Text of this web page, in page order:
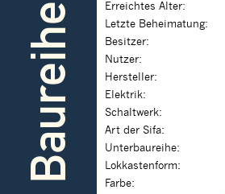
Baureihe
Erreichtes Alter:
Letzte Beheimatung:
Besitzer:
Nutzer:
Hersteller:
Elektrik:
Schaltwerk:
Art der Sifa:
Unterbaureihe:
Lokkastenform:
Farbe: